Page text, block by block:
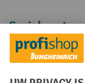
Sociale
Facebook
YouTube
LinkedIn